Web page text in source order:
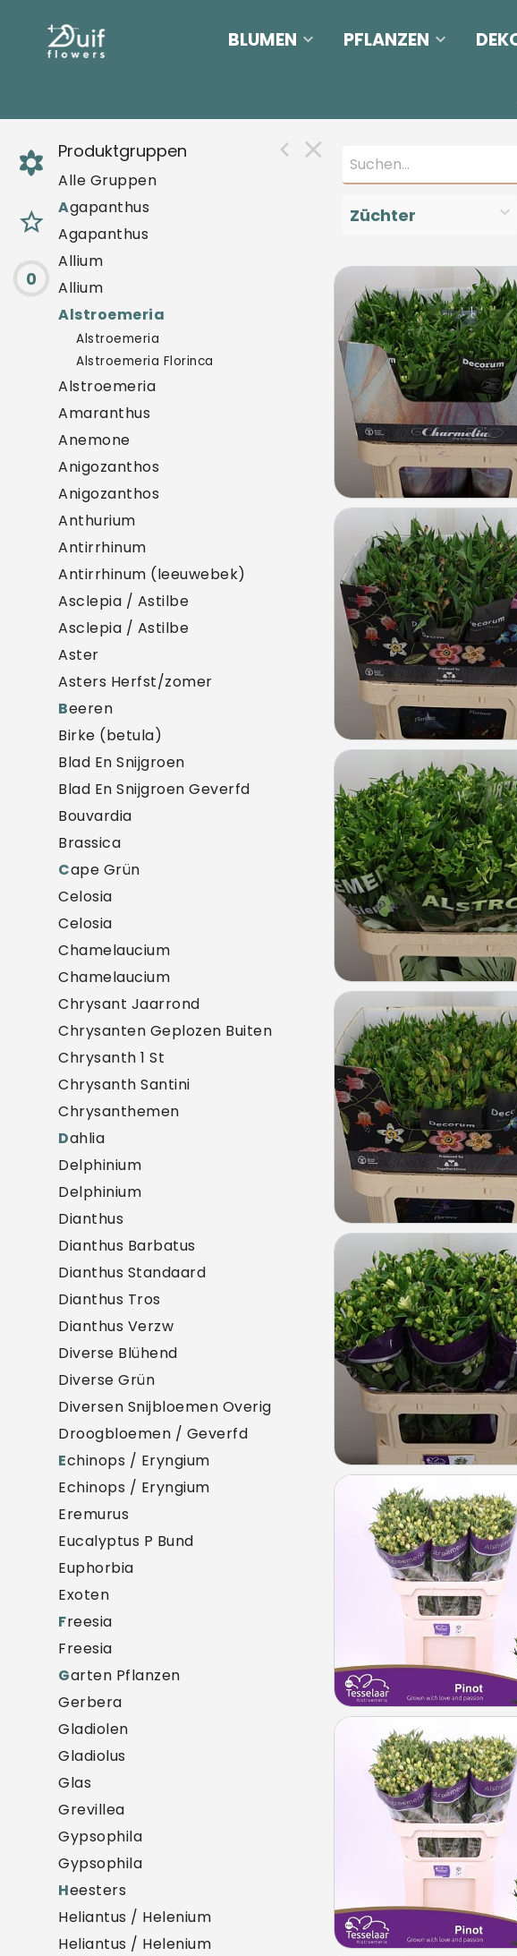
BLUMEN PFLANZEN
0
Produktgruppen
Alle Gruppen
Agapanthus
Agapanthus
Allium
Allium
Alstroemeria
Alstroemeria
Alstroemeria Florinca
Alstroemeria
Amaranthus
Anemone
Anigozanthos
Anigozanthos
Anthurium
Antirrhinum
Antirrhinum (leeuwebek)
Asclepia / Astilbe
Asclepia / Astilbe
Aster
Asters Herfst/zomer
Beeren
Birke (betula)
Blad En Snijgroen
Blad En Snijgroen Geverfd
Bouvardia
Brassica
Cape Grün
Celosia
Celosia
Chamelaucium
Chamelaucium
Chrysant Jaarrond
Chrysanten Geplozen Buiten
Chrysanth 1 St
Chrysanth Santini
Chrysanthemen
Dahlia
Delphinium
Delphinium
Dianthus
Dianthus Barbatus
Dianthus Standaard
Dianthus Tros
Dianthus Verzw
Diverse Blühend
Diverse Grün
Diversen Snijbloemen Overig
Droogbloemen / Geverfd
Echinops / Eryngium
Echinops / Eryngium
Eremurus
Eucalyptus P Bund
Euphorbia
Exoten
Freesia
Freesia
Garten Pflanzen
Gerbera
Gladiolen
Gladiolus
Glas
Grevillea
Gypsophila
Gypsophila
Heesters
Heliantus / Helenium
Heliantus / Helenium
Züchter
Alst Fl Charme Blanc
U moet ingelogd zijn
Alst Fl Charme Purpl
U moet ingelogd zijn
Alst Fl Jade
U moet ingelogd zijn
Alst Fl Lolea
U moet ingelogd zijn
Alst Fl Pinot
U moet ingelogd zijn
Alst Fl Pinot
U moet ingelogd zijn
Alst Fl Pinot
U moet ingelogd zijn